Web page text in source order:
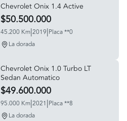
Chevrolet Onix 1.4 Active
$50.500.000
45.200 Km|2019|Placa **0
La dorada
Chevrolet Onix 1.0 Turbo LT
Sedan Automatico
$49.600.000
95.000 Km|2021|Placa **8
La dorada